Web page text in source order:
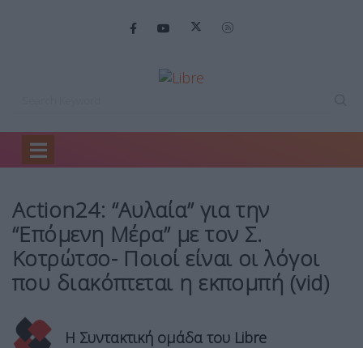
Home
Action24: “Αυλαία” για την
“Επόμενη Μέρα” με τον Σ.
Κοτρώτσο- Ποιοί είναι οι λόγοι
που διακόπτεται η εκπομπή (vid)
Η Συντακτική ομάδα του Libre